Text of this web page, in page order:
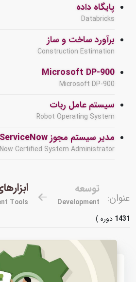
پایگاه داده
Databricks
برآورد ساخت و ساز
Construction Estimation
Microsoft DP-900
Microsoft DP-900
سیستم عامل ربات
Robot Operating System
مدیر سیستم مجوز ServiceNow
Certified System Administrator
عنوان:
توسعه
Development
Tools
1431 دوره )